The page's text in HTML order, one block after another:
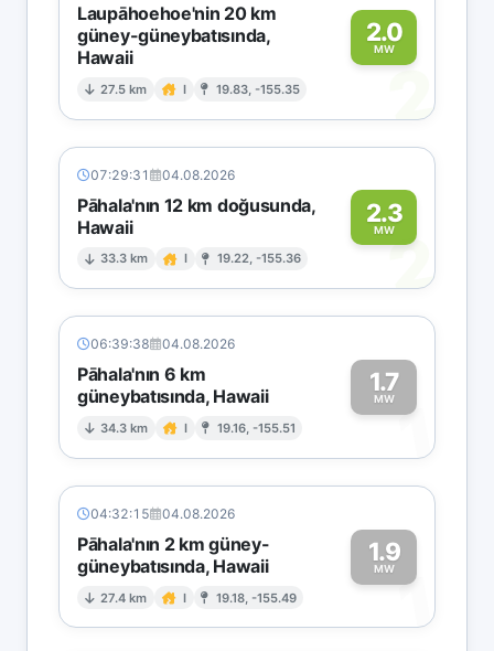
Laupāhoehoe'nin 20 km
güney-güneybatısında,
Hawaii
27.5 km I 19.83, -155.35
2.0
MW
2
07:29:31 04.08.2026
Pāhala'nın 12 km doğusunda,
Hawaii
33.3 km I 19.22, -155.36
2.3
MW2
06:39:38 04.08.2026
Pāhala'nın 6 km
güneybatısında, Hawaii
34.3 km I 19.16, -155.51
1.7
MW1
04:32:15 04.08.2026
Pāhala'nın 2 km güney-
güneybatısında, Hawaii
27.4 km I 19.18, -155.49
1.9
MW1